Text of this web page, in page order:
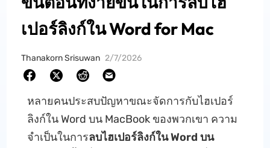
เปอร์ลิงก์ใน Word for Mac
Thanakorn Srisuwan 2/7/2026
หลายคนประสบปัญหาขณะจัดการกับไฮเปอร์
ลิงก์ใน Word บน MacBook ของพวกเขา ความ
จําเป็นในการลบไฮเปอร์ลิงก์ใน Word บน